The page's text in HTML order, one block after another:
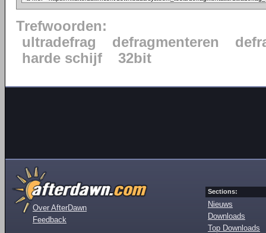
Trefwoorden:
ultradefrag
defragmenteren
harde schijf
32bit
Over AfterDawn
Feedback
Sections:
Nieuws
Downloads
Top Downloads